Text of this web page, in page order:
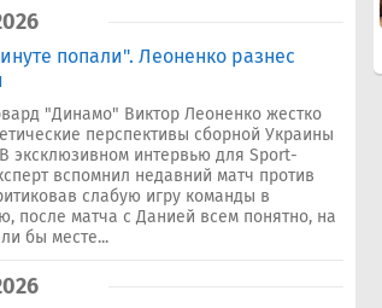
попали". Леоненко разнес
"Динамо" Виктор Леоненко жестко
перспективы сборной Украины
эксклюзивном интервью для Sport-
вспомнил недавний матч против
слабую игру команды в
после матча с Данией всем понятно, на
бы месте...